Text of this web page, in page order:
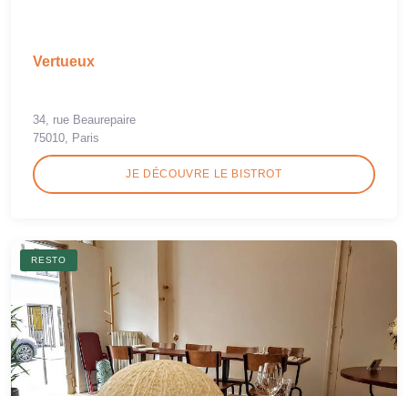
Vertueux
34, rue Beaurepaire
75010, Paris
JE DÉCOUVRE LE BISTROT
RESTO